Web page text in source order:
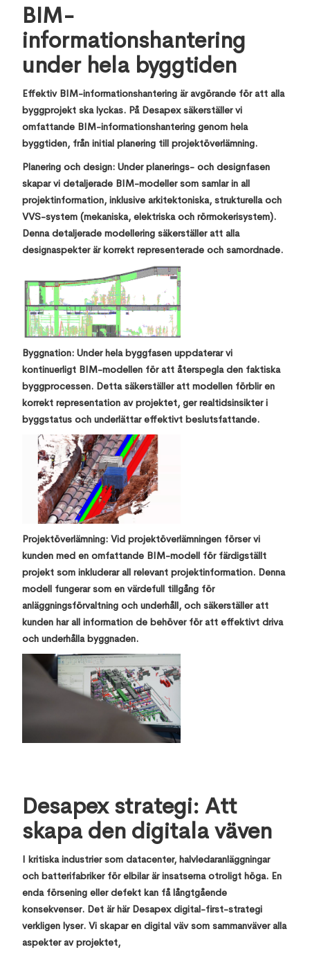
BIM-
informationshantering
under hela byggtiden
Effektiv BIM-informationshantering är avgörande för att alla
byggprojekt ska lyckas. På Desapex säkerställer vi
omfattande BIM-informationshantering genom hela
byggtiden, från initial planering till projektöverlämning.
Planering och design: Under planerings- och designfasen
skapar vi detaljerade BIM-modeller som samlar in all
projektinformation, inklusive arkitektoniska, strukturella och
VVS-system (mekaniska, elektriska och rörmokerisystem).
Denna detaljerade modellering säkerställer att alla
designaspekter är korrekt representerade och samordnade.
Byggnation: Under hela byggfasen uppdaterar vi
kontinuerligt BIM-modellen för att återspegla den faktiska
byggprocessen. Detta säkerställer att modellen förblir en
korrekt representation av projektet, ger realtidsinsikter i
byggstatus och underlättar effektivt beslutsfattande.
Projektöverlämning: Vid projektöverlämningen förser vi
kunden med en omfattande BIM-modell för färdigställt
projekt som inkluderar all relevant projektinformation. Denna
modell fungerar som en värdefull tillgång för
anläggningsförvaltning och underhåll, och säkerställer att
kunden har all information de behöver för att effektivt driva
och underhålla byggnaden.
Desapex strategi: Att
skapa den digitala väven
I kritiska industrier som datacenter, halvledaranläggningar
och batterifabriker för elbilar är insatserna otroligt höga. En
enda försening eller defekt kan få långtgående
konsekvenser. Det är här Desapex digital-first-strategi
verkligen lyser. Vi skapar en digital väv som sammanväver alla
aspekter av projektet,